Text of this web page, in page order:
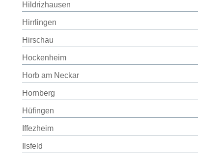
Hildrizhausen
Hirrlingen
Hirschau
Hockenheim
Horb am Neckar
Hornberg
Hüfingen
Iffezheim
Ilsfeld